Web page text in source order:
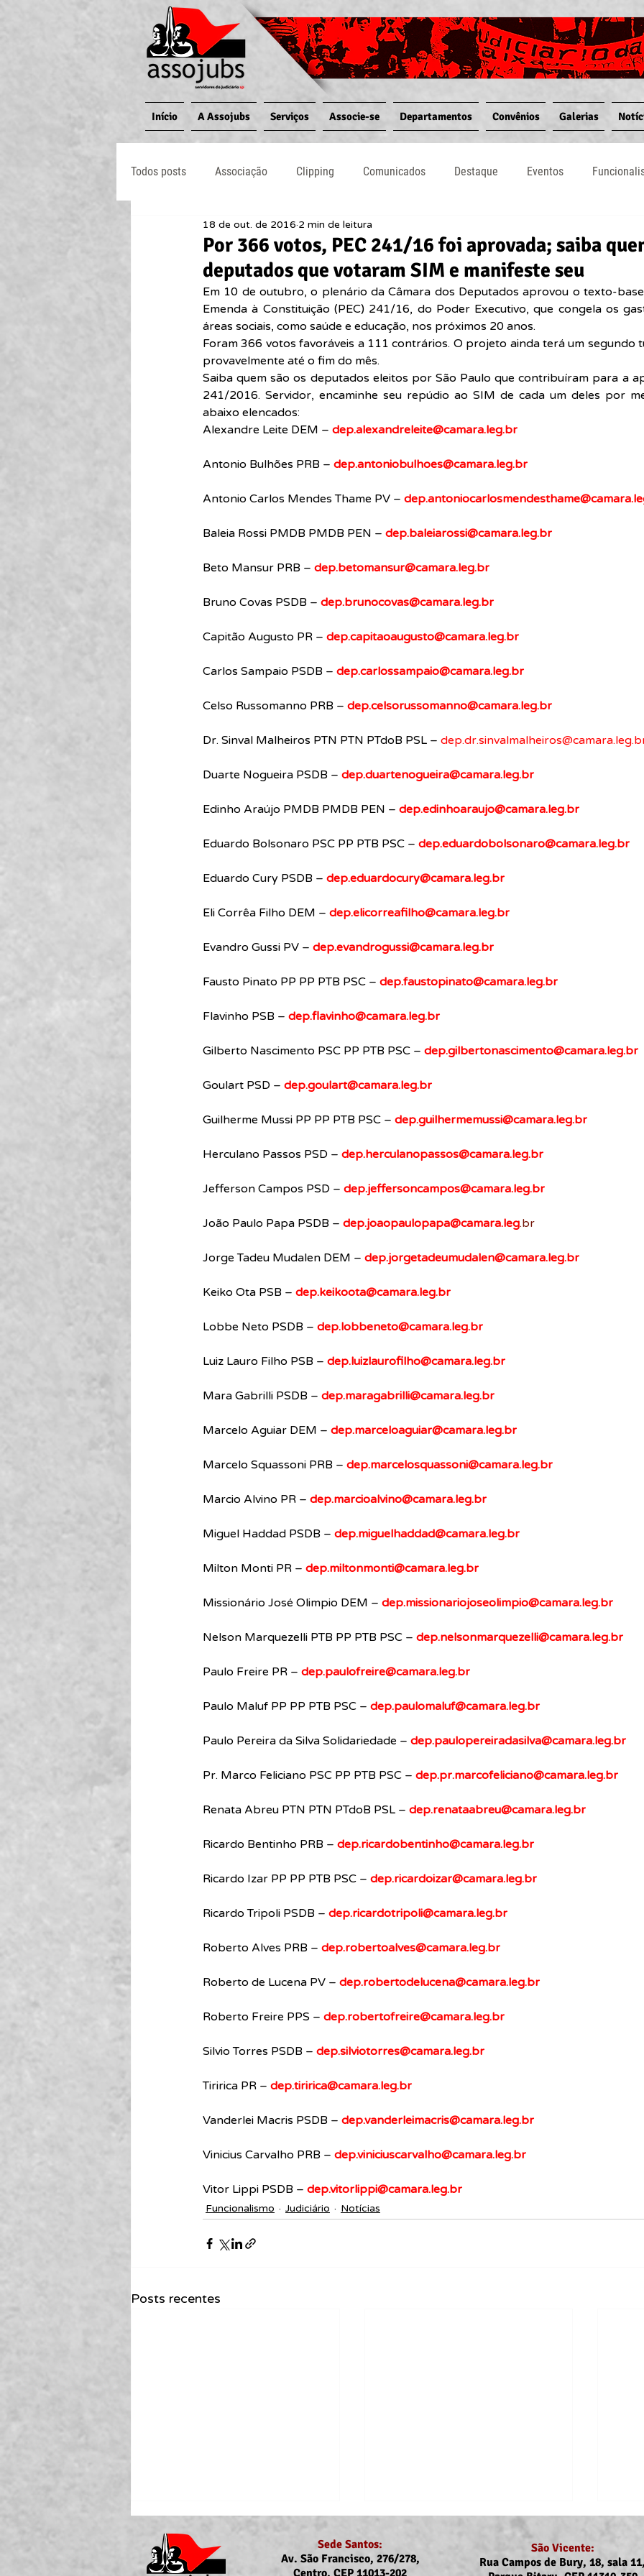
Início A Assojubs Serviços Associe-se Departamentos Convênios Galerias
Todos posts Associação Clipping Comunicados Destaque Eventos
Jornal O Processo Judiciário Notícias
Por 366 votos, PEC 241/16 foi aprovada; saiba
deputados que votaram SIM e manifeste seu
18 de out. de 2016 2 min de leitura
Em 10 de outubro, o plenário da Câmara dos Deputados aprovou o texto-
Emenda à Constituição (PEC) 241/16, do Poder Executivo, que congela os
áreas sociais, como saúde e educação, nos próximos 20 anos.
Foram 366 votos favoráveis a 111 contrários. O projeto ainda terá um segundo
provavelmente até o fim do mês.
Saiba quem são os deputados eleitos por São Paulo que contribuíram para a
241/2016. Servidor, encaminhe seu repúdio ao SIM de cada um deles por
abaixo elencados:
Alexandre Leite DEM – dep.alexandreleite@camara.leg.br
Antonio Bulhões PRB – dep.antoniobulhoes@camara.leg.br
Antonio Carlos Mendes Thame PV –
Baleia Rossi PMDB PMDB PEN – dep.baleiarossi@camara.leg.br
Beto Mansur PRB – dep.betomansur@camara.leg.br
Bruno Covas PSDB – dep.brunocovas@camara.leg.br
Capitão Augusto PR – dep.capitaoaugusto@camara.leg.br
Carlos Sampaio PSDB – dep.carlossampaio@camara.leg.br
Celso Russomanno PRB – dep.celsorussomanno@camara.leg.br
Dr. Sinval Malheiros PTN PTN PTdoB PSL –
Duarte Nogueira PSDB – dep.duartenogueira@camara.leg.br
Edinho Araújo PMDB PMDB PEN – dep.edinhoaraujo@camara.leg.br
Eduardo Bolsonaro PSC PP PTB PSC – dep.eduardobolsonaro@camara.leg.br
Eduardo Cury PSDB – dep.eduardocury@camara.leg.br
Eli Corrêa Filho DEM – dep.elicorreafilho@camara.leg.br
Evandro Gussi PV – dep.evandrogussi@camara.leg.br
Fausto Pinato PP PP PTB PSC – dep.faustopinato@camara.leg.br
Flavinho PSB – dep.flavinho@camara.leg.br
Gilberto Nascimento PSC PP PTB PSC – dep.gilbertonascimento@camara.leg.br
Goulart PSD – dep.goulart@camara.leg.br
Guilherme Mussi PP PP PTB PSC – dep.guilhermemussi@camara.leg.br
Herculano Passos PSD – dep.herculanopassos@camara.leg.br
Jefferson Campos PSD – dep.jeffersoncampos@camara.leg.br
João Paulo Papa PSDB – dep.joaopaulopapa@camara.leg.br
Jorge Tadeu Mudalen DEM – dep.jorgetadeumudalen@camara.leg.br
Keiko Ota PSB – dep.keikoota@camara.leg.br
Lobbe Neto PSDB – dep.lobbeneto@camara.leg.br
Luiz Lauro Filho PSB – dep.luizlaurofilho@camara.leg.br
Mara Gabrilli PSDB – dep.maragabrilli@camara.leg.br
Marcelo Aguiar DEM – dep.marceloaguiar@camara.leg.br
Marcelo Squassoni PRB – dep.marcelosquassoni@camara.leg.br
Marcio Alvino PR – dep.marcioalvino@camara.leg.br
Miguel Haddad PSDB – dep.miguelhaddad@camara.leg.br
Milton Monti PR – dep.miltonmonti@camara.leg.br
Missionário José Olimpio DEM – dep.missionariojoseolimpio@camara.leg.br
Nelson Marquezelli PTB PP PTB PSC – dep.nelsonmarquezelli@camara.leg.br
Paulo Freire PR – dep.paulofreire@camara.leg.br
Paulo Maluf PP PP PTB PSC – dep.paulomaluf@camara.leg.br
Paulo Pereira da Silva Solidariedade – dep.paulopereiradasilva@camara.leg.br
Pr. Marco Feliciano PSC PP PTB PSC – dep.pr.marcofeliciano@camara.leg.br
Renata Abreu PTN PTN PTdoB PSL – dep.renataabreu@camara.leg.br
Ricardo Bentinho PRB – dep.ricardobentinho@camara.leg.br
Ricardo Izar PP PP PTB PSC – dep.ricardoizar@camara.leg.br
Ricardo Tripoli PSDB – dep.ricardotripoli@camara.leg.br
Roberto Alves PRB – dep.robertoalves@camara.leg.br
Roberto de Lucena PV – dep.robertodelucena@camara.leg.br
Roberto Freire PPS – dep.robertofreire@camara.leg.br
Silvio Torres PSDB – dep.silviotorres@camara.leg.br
Tiririca PR – dep.tiririca@camara.leg.br
Vanderlei Macris PSDB – dep.vanderleimacris@camara.leg.br
Vinicius Carvalho PRB – dep.viniciuscarvalho@camara.leg.br
Vitor Lippi PSDB – dep.vitorlippi@camara.leg.br
Funcionalismo Judiciário Notícias
Posts recentes
Sede Santos:
Av. São Francisco, 276/278,
São Vicente:
Rua Campos de Bury, 18, sala